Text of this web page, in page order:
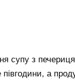
супу з
півгодини, а